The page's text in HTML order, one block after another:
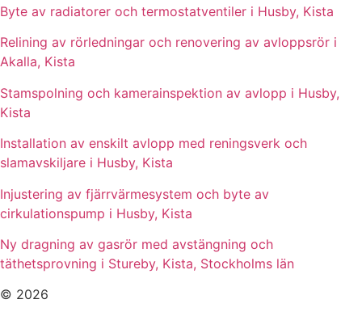
Byte av radiatorer och termostatventiler i Husby, Kista
Relining av rörledningar och renovering av avloppsrör i
Akalla, Kista
Stamspolning och kamerainspektion av avlopp i Husby,
Kista
Installation av enskilt avlopp med reningsverk och
slamavskiljare i Husby, Kista
Injustering av fjärrvärmesystem och byte av
cirkulationspump i Husby, Kista
Ny dragning av gasrör med avstängning och
täthetsprovning i Stureby, Kista, Stockholms län
© 2026